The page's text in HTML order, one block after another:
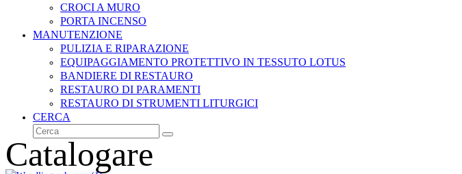
CROCI A MURO
PORTA INCENSO
MANUTENZIONE
PULIZIA E RIPARAZIONE
EQUIPAGGIAMENTO PROTETTIVO IN TESSUTO LOTUS
BANDIERE DI RESTAURO
RESTAURO DI PARAMENTI
RESTAURO DI STRUMENTI LITURGICI
CERCA
Cerca
Invia
Catalogare